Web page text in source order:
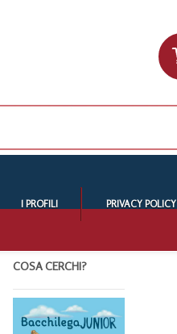
I PROFILI PRIVACY POLICY
COSA CERCHI?